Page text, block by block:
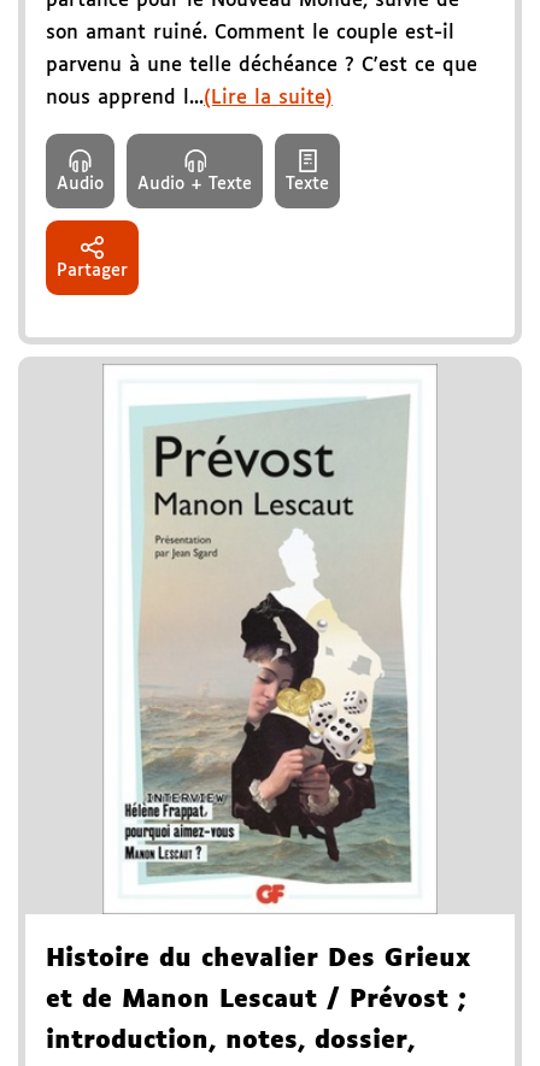
son amant ruiné. Comment le couple est-il
parvenu à une telle déchéance ? C'est ce que
nous apprend l...(Lire la suite)
Audio Audio + Texte Texte
Partager
Histoire du chevalier Des Grieux
et de Manon Lescaut / Prévost ;
introduction, notes, dossier,